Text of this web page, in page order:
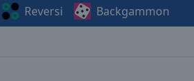
Reversi Backgammon